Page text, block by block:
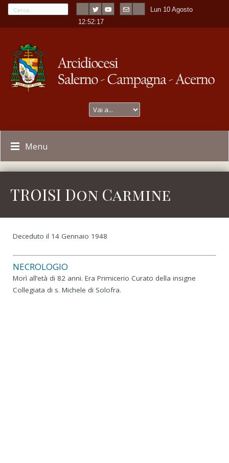
Lun 10 Agosto
12:52:17
Menu
TROISI Don Carmine
Deceduto il 14 Gennaio 1948
NECROLOGIO
Morì all’età di 82 anni. Era Primicerio Curato della insigne
Collegiata di s. Michele di Solofra.